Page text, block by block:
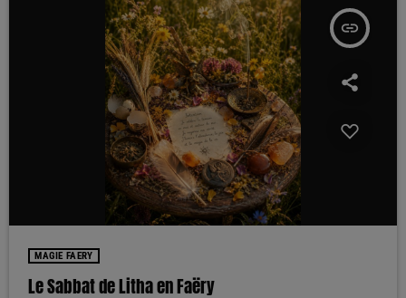
insert_link
MAGIE FAERY
Le Sabbat de Litha en Faëry